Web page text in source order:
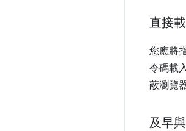
直接
您應將
令碼載
蔽瀏覽
及早